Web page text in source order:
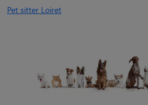
Pet sitter Loiret